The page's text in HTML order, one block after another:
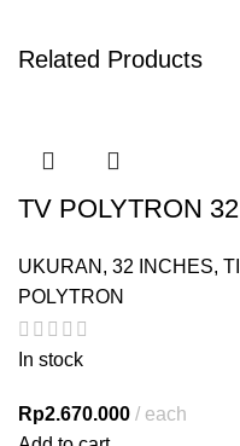
Related Products
TV POLYTRON
UKURAN , 32 INCHES,
POLYTRON
In stock
Rp2.670.000
each